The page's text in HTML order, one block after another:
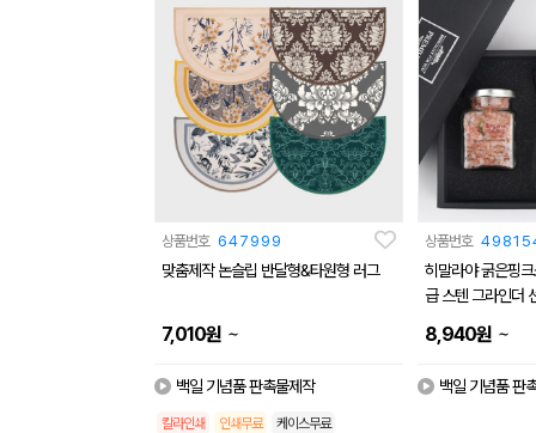
상품번호 647999
맞춤제작 논슬립 반달형&타원형 러그
7,010원 ~
백일 기념품 판촉물제작
칼라인쇄 인쇄무료 케이스무료
상품번호
히말라야 굵은핑
급 스텐 그라인더
8,940원 ~
백일 기념품 판